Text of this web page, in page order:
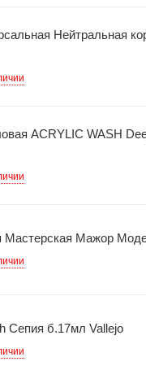
Нейтральная
ACRYLIC WASH
Мажор
Сепия б.17мл Vallejo